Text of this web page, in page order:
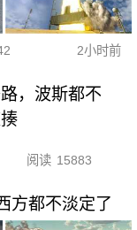
2小时前
，波斯都不
阅读 15883
方都不淡定了